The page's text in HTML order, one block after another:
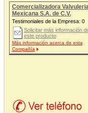
Comercializadora
Mexicana S.A. de C.V.
Testimoniales de la Empresa: 0
Solicitar más información
este producto
Más información acerca de esta
Compañía